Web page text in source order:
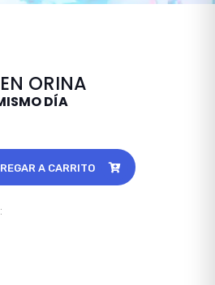
ORINA
DÍA
AGREGAR A CARRITO